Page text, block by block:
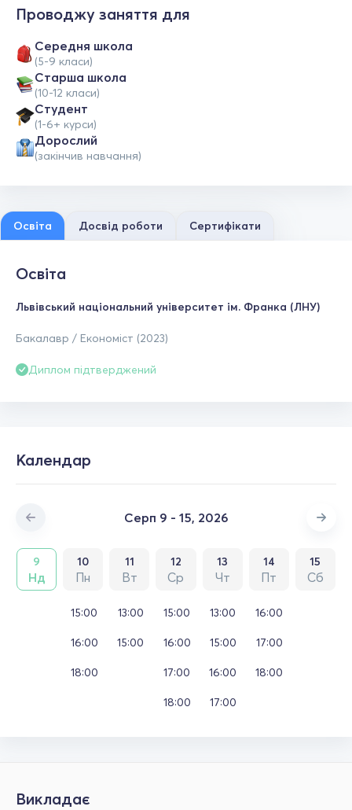
Проводжу заняття для
Середня школа
(5-9 класи)
Старша школа
(10-12 класи)
Студент
(1-6+ курси)
Дорослий
(закінчив навчання)
Освіта Досвід роботи Сертифікати
Освіта
Львівський національний університет ім. Франка (ЛНУ)
Бакалавр / Економіст (2023)
Диплом підтверджений
Календар
Серп 9 - 15, 2026
9
Нд
10
Пн
11
Вт
12
Ср
13
Чт
14
Пт
15
Сб
15:00
16:00
18:00
13:00
15:00
15:00
16:00
17:00
18:00
13:00
15:00
16:00
17:00
16:00
17:00
18:00
Викладає